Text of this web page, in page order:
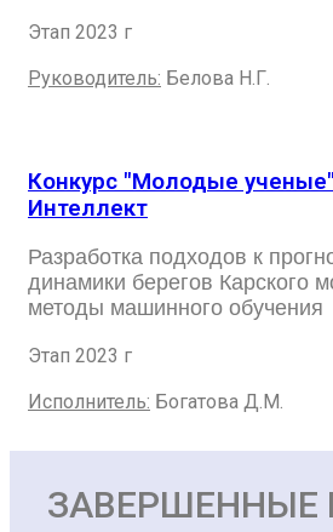
Этап 2023 г
Руководитель: Белова Н.Г.
Конкурс "Молодые
Интеллект
Разработка подходов к
динамики берегов Карского
методы машинного обучения
Этап 2023 г
Исполнитель: Богатова Д.М.
ЗАВЕРШЕННЫЕ